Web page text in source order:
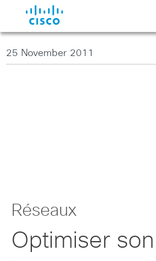
25 November 2011
Réseaux
Optimiser